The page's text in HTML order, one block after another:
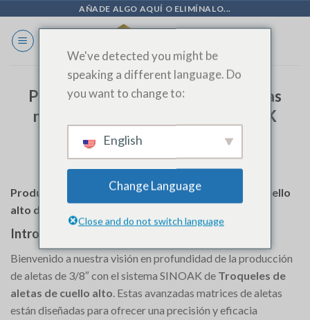
contenido
AÑADE ALGO AQUÍ O ELIMÍNALO...
Producción de aletas de 3/8″ con las
matrices de cuello alto de SINOAK
Producción de aletas de 3/8″ con las matrices de cuello
alto de SINOAK
Introducción
Bienvenido a nuestra visión en profundidad de la producción
de aletas de 3/8″ con el sistema SINOAK de Troqueles de
aletas de cuello alto. Estas avanzadas matrices de aletas
están diseñadas para ofrecer una precisión y eficacia
We've detected you might be
speaking a different language. Do
you want to change to:
English
Change Language
Close and do not switch language